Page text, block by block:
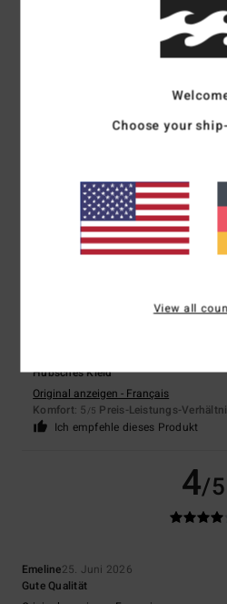
5/5
2. Juli 2026
/5 Preis-Leistungs-Verhältnis
/5
Ich empfehle dieses Produkt
5
Hübsches Kleid
Original anzeigen - Français
Komfort: 5 /5 Preis-Leistungs-
Ich empfehle dieses Produkt
4/5
Emeline25. Juni 2026
Gute Qualität
Choose your
View all